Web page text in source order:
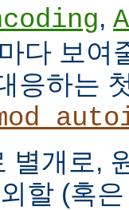
,
다 보여
응하는
별개로,
할 (혹